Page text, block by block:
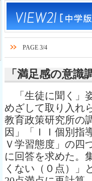
PAGE 3/4
「満足感の意
「生徒に聞く」
めざして取り入れ
教育政策研究所の
因」「ＩＩ個別指
Ｖ学習態度」の四
に回答を求めた。
くない（０点）」